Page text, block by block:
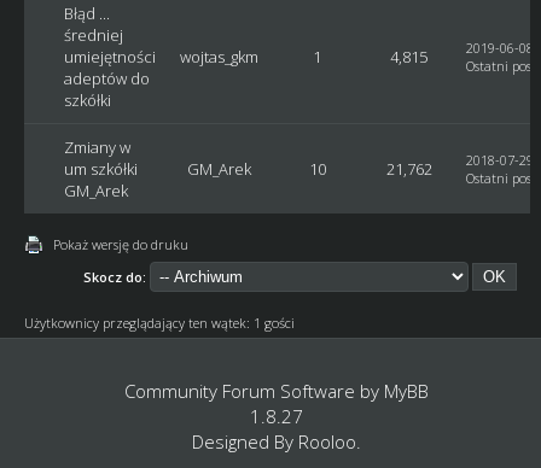
Błąd ...
średniej
umiejętności
adeptów do
szkółki
wojtas_gkm 1 4,815
2019-06-08,
Ostatni post
Zmiany w
um szkółki
GM_Arek
GM_Arek 10 21,762
2018-07-29,
Ostatni post
Pokaż wersję do druku
Skocz do:
Użytkownicy przeglądający ten wątek: 1 gości
Community Forum Software by MyBB
1.8.27
Designed By Rooloo